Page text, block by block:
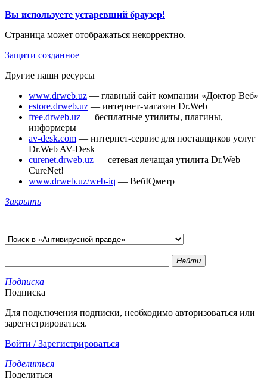
Вы используете устаревший браузер!
Страница может отображаться некорректно.
Защити созданное
Другие наши ресурсы
www.drweb.uz — главный сайт компании «Доктор Веб»
estore.drweb.uz — интернет-магазин Dr.Web
free.drweb.uz — бесплатные утилиты, плагины,
информеры
av-desk.com — интернет-сервис для поставщиков услуг
Dr.Web AV-Desk
curenet.drweb.uz — сетевая лечащая утилита Dr.Web
CureNet!
www.drweb.uz/web-iq — ВебIQметр
Закрыть
Найти
Подписка
Подписка
Для подключения подписки, необходимо авторизоваться или
зарегистрироваться.
Войти / Зарегистрироваться
Поделиться
Поделиться